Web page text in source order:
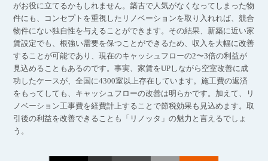
がお役に立てるかもしれません。築古で人気がなくなってしまった物
件にも、コンセプトを重視したリノベーションを取り入れれば、競合
物件にない独自性を与えることができます。その結果、新築に近い家
賃設定でも、根強い需要を保つことができるため、収入を大幅に改善
することが可能であり、現在のキャッシュフローの2〜3倍の利益が
見込めることもあるのです。事実、家賃をUPしながら空室改善に成
功したケースが、全国に4300室以上存在しています。施工費の返済
をもってしても、キャッシュフローの改善は明らかです。加えて、リ
ノベーション工事費を経費計上することで節税効果も見込めます。取
引後の利益を改善できることも「リノッタ」の魅力と言えるでしょ
う。